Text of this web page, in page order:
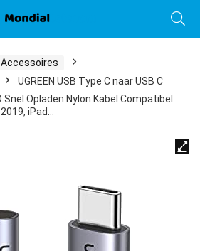
Accessoires
UGREEN USB Type C naar USB C
Snel Opladen Nylon Kabel Compatibel
iPad…